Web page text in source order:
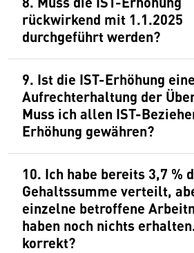
rückwirkend mit 1.1.2025
durchgeführt werden?
9. Ist die IST-Erhöhung eine
Aufrechterhaltung der
Muss ich allen IST-
Erhöhung gewähren?
10. Ich habe bereits 3,7 %
Gehaltssumme verteilt,
einzelne betroffene
haben noch nichts
korrekt?